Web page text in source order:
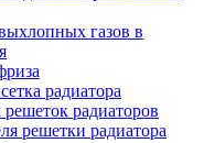
газов в
радиатора
решеток радиаторов
решетки радиатора